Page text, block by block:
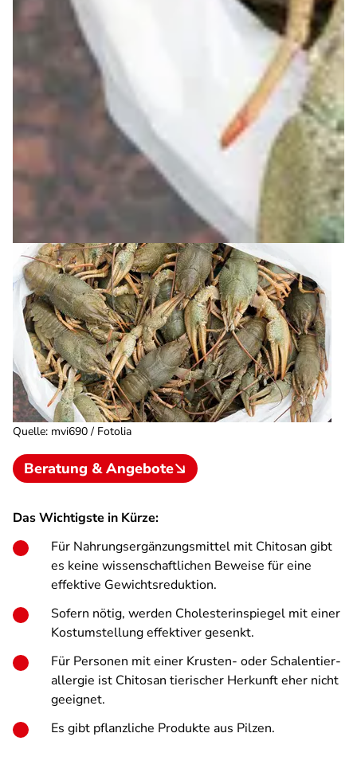
Quelle: mvi690 / Fotolia
Beratung & Angebote
Das Wichtigste in Kürze:
Für Nahrungs­ergänzungs­mittel mit Chitosan gibt
es keine wissen­schaftlichen Beweise für eine
effektive Gewichtsreduktion.
Sofern nötig, werden Cholesterin­spiegel mit einer
Kost­umstellung effektiver gesenkt.
Für Personen mit einer Krusten- oder Schalentier­
allergie ist Chitosan tierischer Herkunft eher nicht
geeignet.
Es gibt pflanzliche Produkte aus Pilzen.